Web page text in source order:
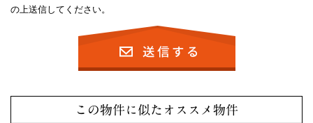
の上送信してください。
この物件に似たオススメ物件